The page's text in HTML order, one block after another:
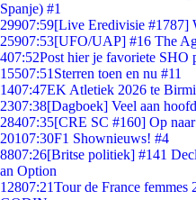
Spanje) #1
29907:59[Live Eredivisie #1787]
25907:53[UFO/UAP] #16 The
407:52Post hier je favoriete SHO
15507:51 Sterren toen en nu #11
1407:47EK Atletiek 2026 te
2307:38[Dagboek] Veel aan
28407:35[CRE SC #160] Op
20107:30F1 Shownieuws! #4
8807:26[Britse politiek] #141
an Option
12807:21Tour de France